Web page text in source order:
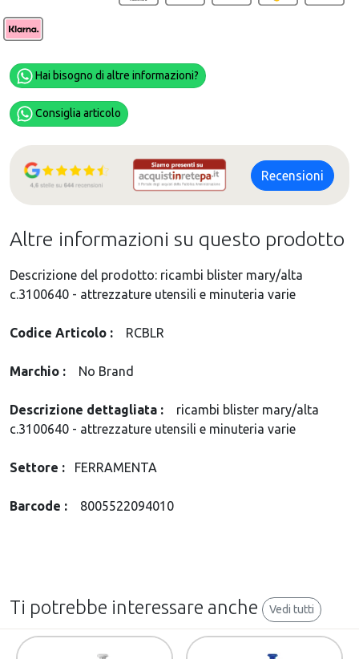
Hai bisogno di altre informazioni?
Consiglia articolo
Recensioni
Altre informazioni su questo prodotto
Descrizione del prodotto: ricambi blister mary/alta
c.3100640 - attrezzature utensili e minuteria varie
Codice Articolo : RCBLR
Marchio : No Brand
Descrizione dettagliata :
ricambi blister mary/alta
c.3100640 - attrezzature utensili e minuteria varie
Settore : FERRAMENTA
Barcode : 8005522094010
Ti potrebbe interessare anche Vedi tutti